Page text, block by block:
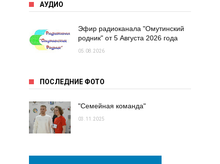
АУДИО
Эфир радиоканала "Омутинский
родник" от 5 Августа 2026 года
05.08.2026
ПОСЛЕДНИЕ ФОТО
"Семейная команда"
03.11.2025